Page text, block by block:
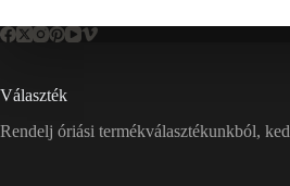
Választék
Rendelj óriási termékválasztékunkból,